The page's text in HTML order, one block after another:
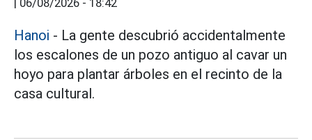
06/08/2026 - 18:42
Hanoi - La gente descubrió accidentalmente
los escalones de un pozo antiguo al cavar un
hoyo para plantar árboles en el recinto de la
casa cultural.